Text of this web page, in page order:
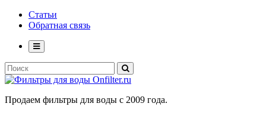
Статьи
Обратная связь
Продаем фильтры для воды с 2009 года.